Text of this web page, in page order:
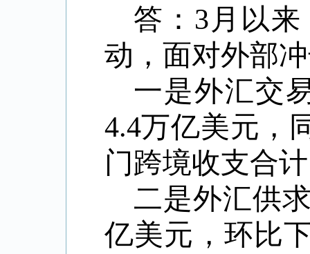
答：3月以
动，面对外部
一是外汇交
4.4万亿美元，
门跨境收支合
二是外汇供
亿美元，环比